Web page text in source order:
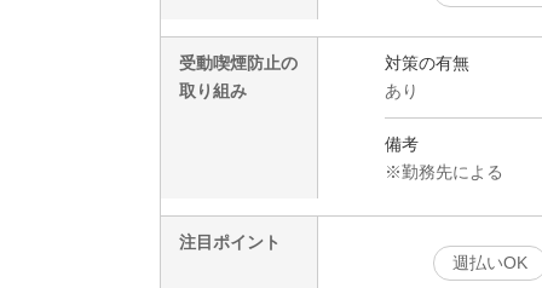
受動喫煙防止の
取り組み
対策の有無
あり
備考
※勤務先による
注目ポイント
週払いOK